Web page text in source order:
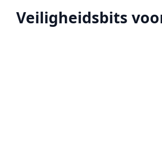
Veiligheidsbits